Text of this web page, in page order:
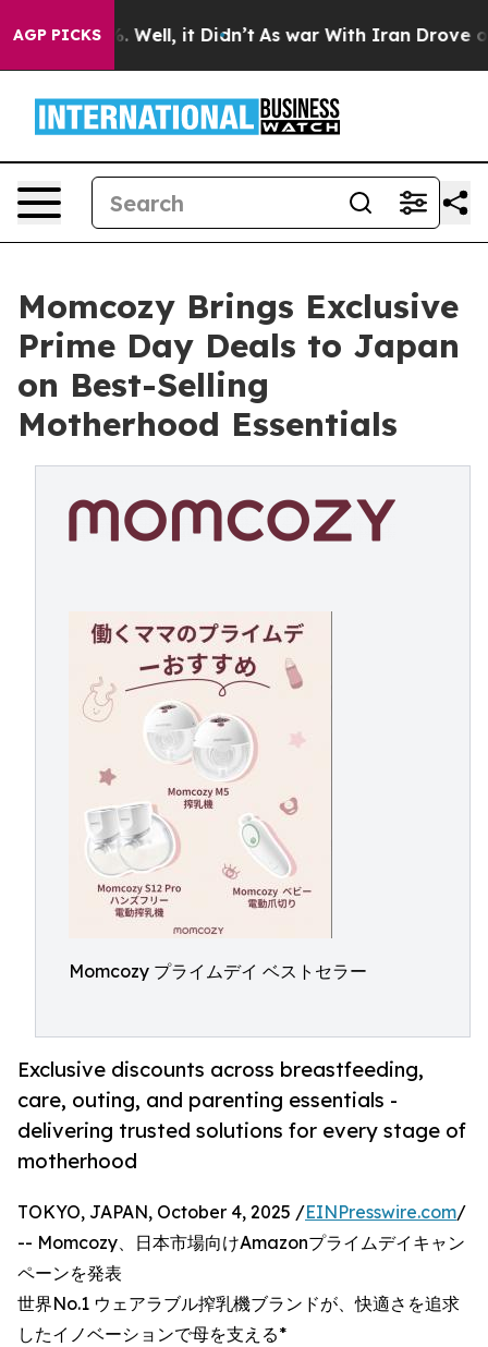
AGP PICKS
40%. Well, it Didn’t As war With Iran Drove oil
Momcozy Brings Exclusive
Prime Day Deals to Japan
on Best-Selling
Motherhood Essentials
Momcozy プライムデイ ベストセラー
Exclusive discounts across breastfeeding,
care, outing, and parenting essentials -
delivering trusted solutions for every stage of
motherhood
TOKYO, JAPAN, October 4, 2025 /EINPresswire.com/
-- Momcozy、日本市場向けAmazonプライムデイキャン
ペーンを発表
世界No.1 ウェアラブル搾乳機ブランドが、快適さを追求
したイノベーションで母を支える*